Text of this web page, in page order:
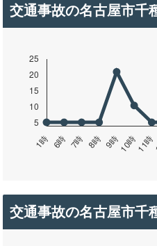
交通事故の名古屋市千
交通事故の名古屋市千